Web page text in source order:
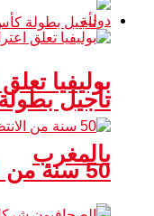
تأجيل
بالمغرب
دولية
بوليفيا
50 سنة من الانتظار وما بعد